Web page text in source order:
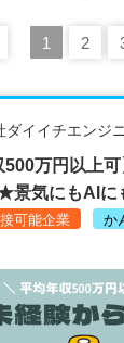
前の 30
1 2
ダイイチエンジ
500万円以上
景気にもAIに
可能企業 か